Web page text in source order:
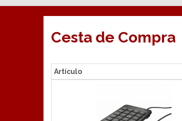
Cesta de Compra
Artículo